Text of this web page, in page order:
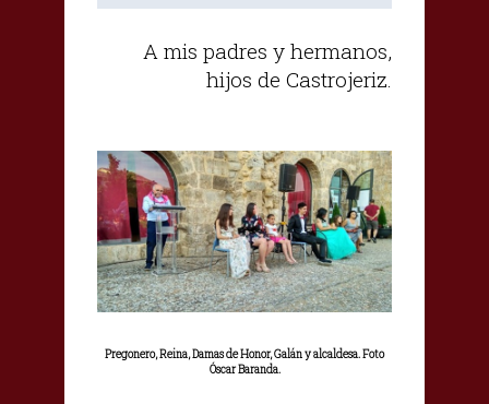
A mis padres y hermanos,
hijos de Castrojeriz.
Pregonero, Reina, Damas de Honor, Galán y alcaldesa. Foto
Óscar Baranda.